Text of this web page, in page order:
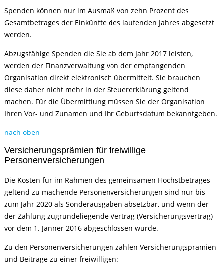
Spenden können nur im Ausmaß von zehn Prozent des
Gesamtbetrages der Einkünfte des laufenden Jahres abgesetzt
werden.
Abzugsfähige Spenden die Sie ab dem Jahr 2017 leisten,
werden der Finanzverwaltung von der empfangenden
Organisation direkt elektronisch übermittelt. Sie brauchen
diese daher nicht mehr in der Steuererklärung geltend
machen. Für die Übermittlung müssen Sie der Organisation
Ihren Vor- und Zunamen und Ihr Geburtsdatum bekanntgeben.
nach oben
Versicherungsprämien für freiwillige
Personenversicherungen
Die Kosten für im Rahmen des gemeinsamen Höchstbetrages
geltend zu machende Personenversicherungen sind nur bis
zum Jahr 2020 als Sonderausgaben absetzbar, und wenn der
der Zahlung zugrundeliegende Vertrag (Versicherungsvertrag)
vor dem 1. Jänner 2016 abgeschlossen wurde.
Zu den Personenversicherungen zählen Versicherungsprämien
und Beiträge zu einer freiwilligen: